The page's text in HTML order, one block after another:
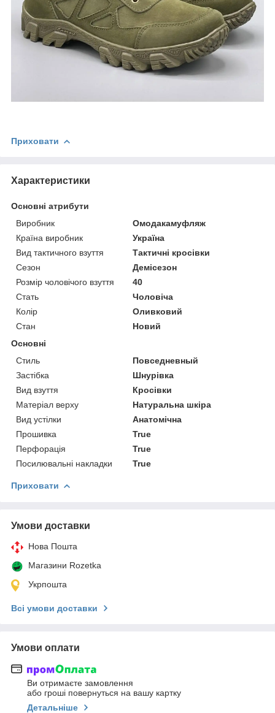
Приховати
Характеристики
Основні атрибути
Виробник
Омодакамуфляж
Країна виробник
Україна
Вид тактичного взуття
Тактичні кросівки
Сезон
Демісезон
Розмір чоловічого взуття
40
Стать
Чоловіча
Колір
Оливковий
Стан
Новий
Основні
Стиль
Повседневный
Застібка
Шнурівка
Вид взуття
Кросівки
Матеріал верху
Натуральна шкіра
Вид устілки
Анатомічна
Прошивка
True
Перфорація
True
Посилювальні накладки
True
Приховати
Умови доставки
Нова Пошта
Магазини Rozetka
Укрпошта
Всі умови доставки
Умови оплати
Ви отримаєте замовлення
або гроші повернуться на вашу картку
Детальніше